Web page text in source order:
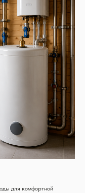
для комфортной